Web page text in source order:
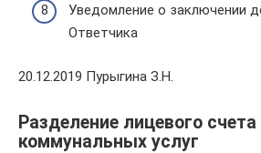
Уведомление о заключении
Ответчика
20.12.2019 Пурыгина З.Н.
Разделение лицевого
коммунальных услуг